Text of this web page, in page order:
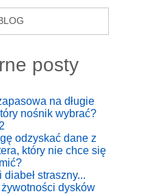
posty
na długie
nośnik wybrać?
odzyskać dane z
który nie chce się
diabeł straszny...
dysków